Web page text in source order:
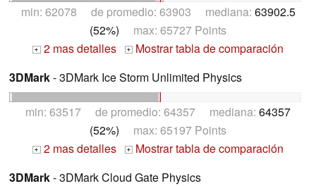
min: 62078 de promedio: 63903 mediana: 63902.5
(52%) max: 65727 Points
+ 2 mas detalles +
Mostrar tabla de comparación
3DMark- 3DMark Ice Storm Unlimited Physics
min: 63517 de promedio: 64357 mediana: 64357
(52%) max: 65197 Points
+ 2 mas detalles +
Mostrar tabla de comparación
3DMark- 3DMark Cloud Gate Physics